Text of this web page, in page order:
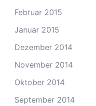
Februar 2015
Januar 2015
Dezember 2014
November 2014
Oktober 2014
September 2014